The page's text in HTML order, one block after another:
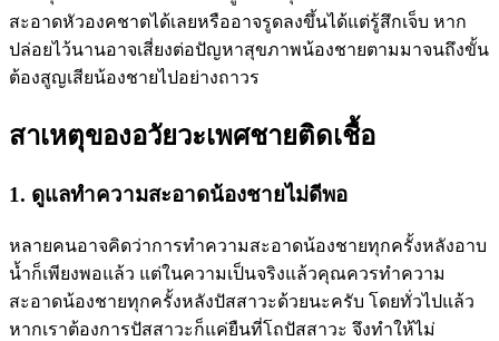
สะอาดหัวองคชาตได้เลยหรืออาจรูดลงขึ้นได้แต่รู้สึกเจ็บ หาก
ปล่อยไว้นานอาจเสี่ยงต่อปัญหาสุขภาพน้องชายตามมาจนถึงขั้น
ต้องสูญเสียน้องชายไปอย่างถาวร
สาเหตุของอวัยวะเพศชายติดเชื้อ
1. ดูแลทำความสะอาดน้องชายไม่ดีพอ
หลายคนอาจคิดว่าการทำความสะอาดน้องชายทุกครั้งหลังอาบ
น้ำก็เพียงพอแล้ว แต่ในความเป็นจริงแล้วคุณควรทำความ
สะอาดน้องชายทุกครั้งหลังปัสสาวะด้วยนะครับ โดยทั่วไปแล้ว
หากเราต้องการปัสสาวะก็แค่ยืนที่โถปัสสาวะ จึงทำให้ไม่